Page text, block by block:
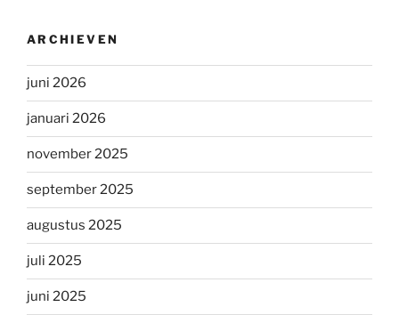
ARCHIEVEN
juni 2026
januari 2026
november 2025
september 2025
augustus 2025
juli 2025
juni 2025